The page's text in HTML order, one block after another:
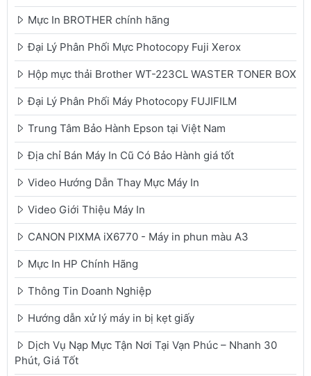
Mực In BROTHER chính hãng
Đại Lý Phân Phối Mực Photocopy Fuji Xerox
Hộp mực thải Brother WT-223CL WASTER TONER BOX
Đại Lý Phân Phối Máy Photocopy FUJIFILM
Trung Tâm Bảo Hành Epson tại Việt Nam
Địa chỉ Bán Máy In Cũ Có Bảo Hành giá tốt
Video Hướng Dẫn Thay Mực Máy In
Video Giới Thiệu Máy In
CANON PIXMA iX6770 - Máy in phun màu A3
Mực In HP Chính Hãng
Thông Tin Doanh Nghiệp
Hướng dẫn xử lý máy in bị kẹt giấy
Dịch Vụ Nạp Mực Tận Nơi Tại Vạn Phúc – Nhanh 30
Phút, Giá Tốt